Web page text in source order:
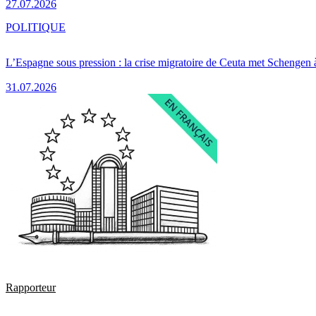
27.07.2026
L’Espagne sous pression : la crise migratoire de Ceuta met Schengen
31.07.2026
POLITIQUE
Rapporteur